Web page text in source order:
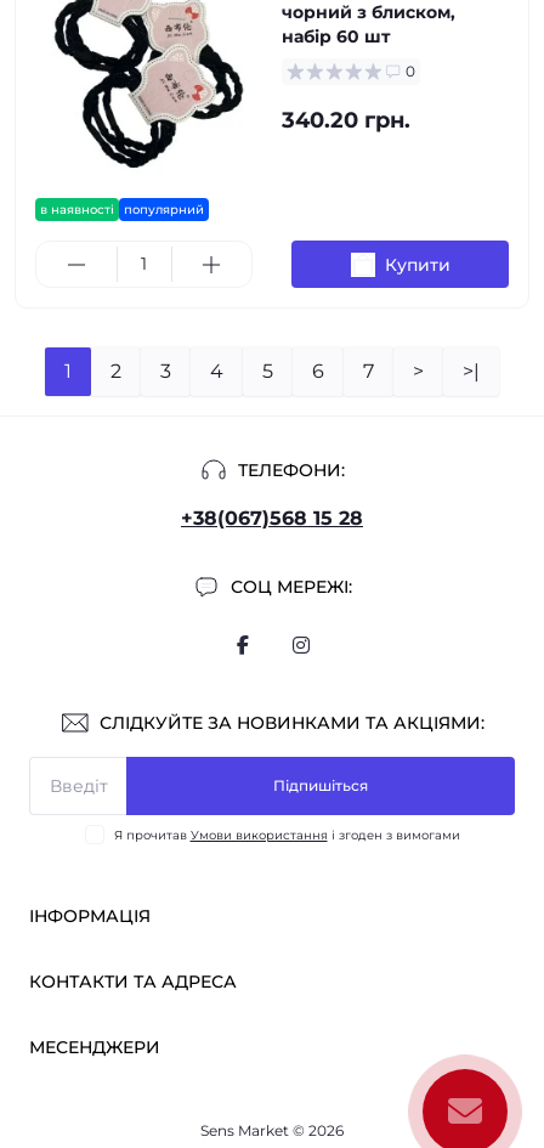
в наявності популярний
чорний з блиском,
набір 60 шт
0
340.20 грн.
Купити
1 2 3 4 5 6 7 > >|
ТЕЛЕФОНИ:
+38(067)568 15 28
СОЦ МЕРЕЖІ:
СЛІДКУЙТЕ ЗА НОВИНКАМИ ТА АКЦІЯМИ:
Підпишіться
Я прочитав Умови використання і згоден з вимогами
ІНФОРМАЦІЯ
ОПТ
Про нас
Повернення товару
КОНТАКТИ ТА АДРЕСА
МЕСЕНДЖЕРИ
Sens Market © 2026